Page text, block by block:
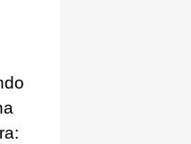
: